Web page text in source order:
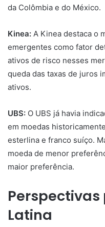
da Colômbia e do México.
Kinea: A Kinea destaca o
emergentes como fator
ativos de risco nesses
queda das taxas de juros
ativos.
UBS: O UBS já havia
em moedas
esterlina e franco suíço.
moeda de menor
maior preferência.
Latina